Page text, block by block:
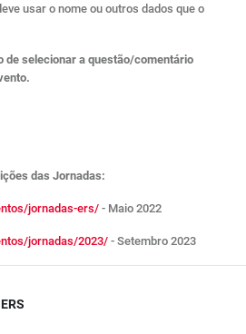
usar o nome ou outros dados que o
de selecionar a questão/comentário
das Jornadas:
jornadas-ers/ - Maio 2022
jornadas/2023/ - Setembro 2023